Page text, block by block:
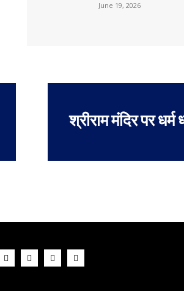
June 19, 2026
श्रीराम मंदिर पर